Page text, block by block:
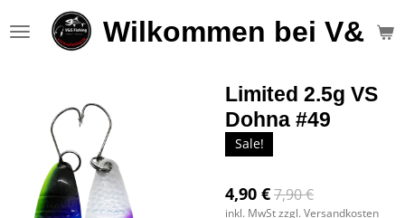
Hauptinhalt
Wilkommen bei V&S
Limited 2.5g VS
Dohna #49
Sale!
4,90 €7,90 €
inkl. MwSt zzgl. Versandkosten